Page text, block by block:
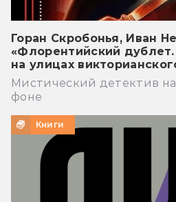
Горан Скробонья, Иван
«Флорентийский дублет.
на улицах
Мистический детектив
фоне
Книги